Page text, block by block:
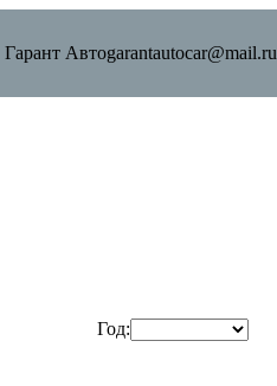
garantautocar@mail.ru
Год: